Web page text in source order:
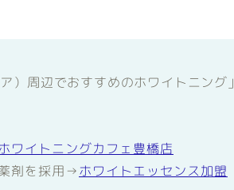
周辺でおすすめのホワイトニング」
ワイトニングカフェ豊橋店
剤を採用→ホワイトエッセンス加盟